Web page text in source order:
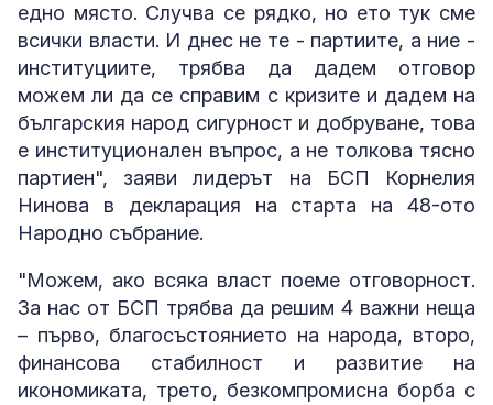
едно място. Случва се рядко, но ето тук сме
всички власти. И днес не те - партиите, а ние -
институциите, трябва да дадем отговор
можем ли да се справим с кризите и дадем на
българския народ сигурност и добруване, това
е институционален въпрос, а не толкова тясно
партиен", заяви лидерът на БСП Корнелия
Нинова в декларация на старта на 48-ото
Народно събрание.
"Можем, ако всяка власт поеме отговорност.
За нас от БСП трябва да решим 4 важни неща
– първо, благосъстоянието на народа, второ,
финансова стабилност и развитие на
икономиката, трето, безкомпромисна борба с